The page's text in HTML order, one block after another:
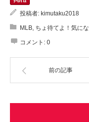
投稿者: kimutaku2018
MLB ちょ待てよ！気に
コメント: 0
前の記事